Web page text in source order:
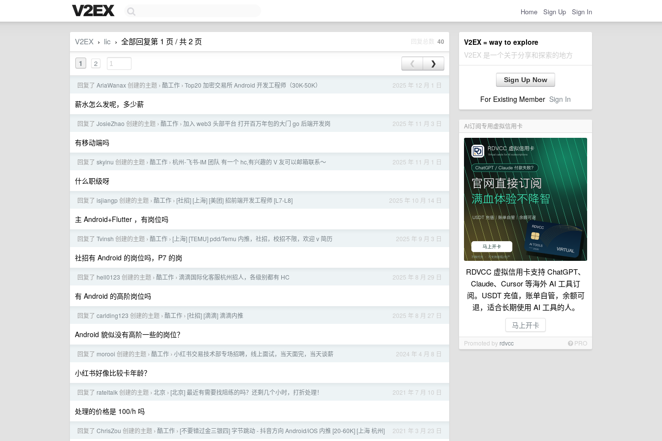
Home Sign Up Sign In
V2EX = way to explore
V2EX 是一个关于分享和探索的地方
Sign Up Now
For Existing Member Sign In
AI订阅专用虚拟信用卡
RDVCC 虚拟信用卡支持 ChatGPT、
Claude、Cursor 等海外 AI 工具订
阅。USDT 充值，账单自管，余额可
退，适合长期使用 AI 工具的人。
马上开卡
Promoted by rdvcc PRO
V2EX › lic › 全部回复第 1 页 / 共 2 页 回复总数 40
1 2 ❮ ❯
2025 年 12 月 1 日
回复了 AriaWanax创建的主题 › 酷工作 › Top20 加密交易所 Android 开发工程师（30K-50K）
薪水怎么发呢，多少薪
2025 年 11 月 3 日
回复了 JosieZhao 创建的主题 › 酷工作 › 加入 web3 头部平台 打开百万年包的大门 go 后端开发岗
有移动端吗
2025 年 11 月 1 日
回复了 skyinu 创建的主题 › 酷工作 › 杭州-飞书-IM 团队 有一个 hc,有兴趣的 V 友可以邮箱联系～
什么职级呀
2025 年 10 月 14 日
回复了 isjiangp创建的主题 › 酷工作 › [社招] [上海] [美团] 招前端开发工程师 [L7-L8]
主 Android+Flutter ，有岗位吗
2025 年 9 月 3 日
回复了 Tvinsh 创建的主题 › 酷工作 › [上海] [TEMU] pdd/Temu 内推，社招，校招不限，欢迎 v 简历
社招有 Android 的岗位吗，P7 的岗
2025 年 8 月 29 日
回复了 hell0123 创建的主题 › 酷工作 › 滴滴国际化客服杭州招人，各级别都有 HC
有 Android 的高阶岗位吗
2025 年 8 月 27 日
回复了 carlding123 创建的主题 › 酷工作 › [社招] [滴滴] 滴滴内推
Android 貌似没有高阶一些的岗位？
2024 年 4 月 8 日
回复了 morooi 创建的主题 › 酷工作 › 小红书交易技术部专场招聘，线上面试，当天面完，当天谈薪
小红书好像比较卡年龄？
2021 年 7 月 10 日
回复了 rateltalk创建的主题 › 北京 › [北京] 最近有需要找陪练的吗？还剩几个小时，打折处理！
处理的价格是 100/h 吗
2021 年 3 月 23 日
回复了 ChrisZou 创建的主题 › 酷工作 › [不要错过金三银四] 字节跳动 - 抖音方向 Android/iOS 内推 [20-60K] [上海 杭州]